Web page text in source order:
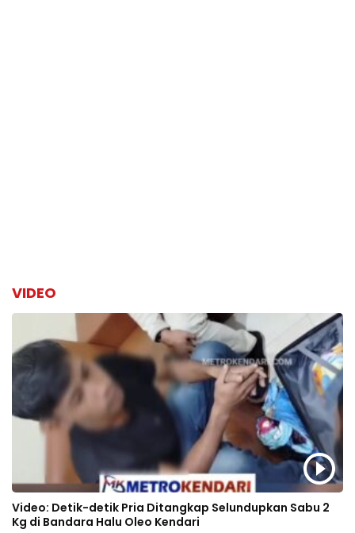
VIDEO
Video: Detik-detik Pria Ditangkap Selundupkan Sabu 2
Kg di Bandara Halu Oleo Kendari